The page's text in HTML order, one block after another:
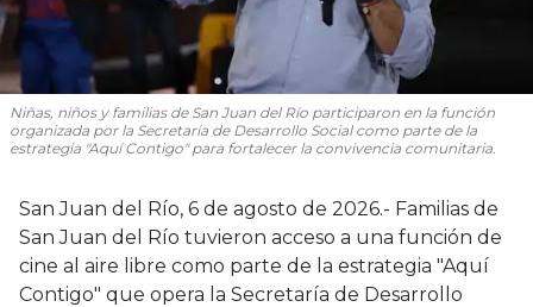
Niñas, niños y familias de San Juan del Río participaron en la función
organizada por la Secretaría de Desarrollo Social como parte de la
estrategia "Aquí Contigo" para fortalecer la convivencia comunitaria.
San Juan del Río, 6 de agosto de 2026.- Familias de
San Juan del Río tuvieron acceso a una función de
cine al aire libre como parte de la estrategia "Aquí
Contigo" que opera la Secretaría de Desarrollo